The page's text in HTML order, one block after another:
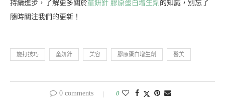
持續進步，了解更多關於童妍針 膠原蛋白增生劑 的知識，別忘了
隨時關注我們的更新！
施打技巧 童妍針 美容 膠原蛋白增生劑 醫美
0 comments 0